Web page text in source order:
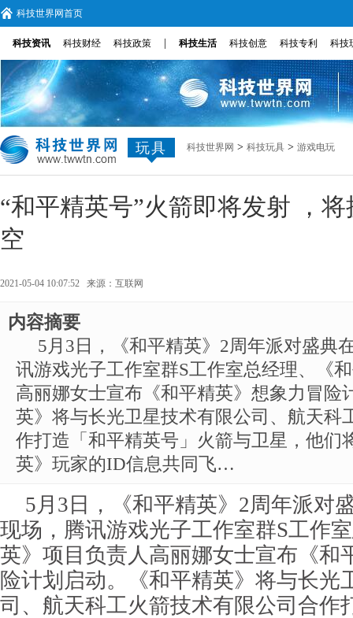
科技世界网首页
科技资讯 科技财经 科技政策 科技生活 科技创意 科技专利 科技
玩具 科技世界网 > 科技玩具 > 游戏电玩
“和平精英号”火箭即将发射 ，
空
2021-05-04 10:07:52 来源： 互联网
内容摘要
5月3日，《和平精英》2周年派对盛典
讯游戏光子工作室群S工作室总经理、《
高丽娜女士宣布《和平精英》想象力冒险
英》将与长光卫星技术有限公司、航天科
作打造「和平精英号」火箭与卫星，他们
英》玩家的ID信息共同飞…
5月3日，《和平精英》2周年派对
现场，腾讯游戏光子工作室群S工作
英》项目负责人高丽娜女士宣布《和
险计划启动。《和平精英》将与长光
司、航天科工火箭技术有限公司合作